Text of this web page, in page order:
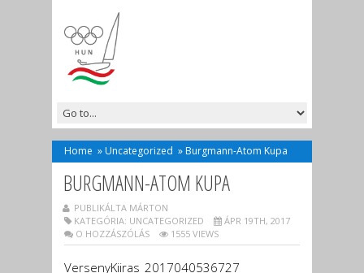
Home » Uncategorized » Burgmann-Atom Kupa
BURGMANN-ATOM KUPA
PUBLIKÁLTA MÁRTON
KATEGÓRIA: UNCATEGORIZED
ÁPR 19TH, 2017
O HOZZÁSZÓLÁS
1555 VIEWS
VersenyKiiras_2017040536727